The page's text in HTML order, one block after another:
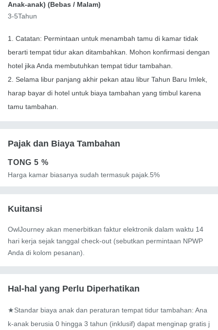
Anak-anak) (Bebas / Malam)
3-5Tahun
1. Catatan: Permintaan untuk menambah tamu di kamar tidak
berarti tempat tidur akan ditambahkan. Mohon konfirmasi dengan
hotel jika Anda membutuhkan tempat tidur tambahan.
2. Selama libur panjang akhir pekan atau libur Tahun Baru Imlek,
harap bayar di hotel untuk biaya tambahan yang timbul karena
tamu tambahan.
Pajak dan Biaya Tambahan
TONG 5 %
Harga kamar biasanya sudah termasuk pajak.5%
Kuitansi
OwlJourney akan menerbitkan faktur elektronik dalam waktu 14
hari kerja sejak tanggal check-out (sebutkan permintaan NPWP
Anda di kolom pesanan).
Hal-hal yang Perlu Diperhatikan
★Standar biaya anak dan peraturan tempat tidur tambahan: Ana
k-anak berusia 0 hingga 3 tahun (inklusif) dapat menginap gratis j